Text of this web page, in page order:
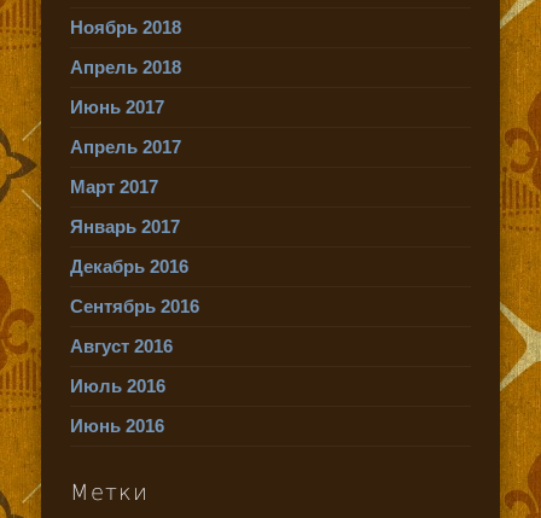
Ноябрь 2018
Апрель 2018
Июнь 2017
Апрель 2017
Март 2017
Январь 2017
Декабрь 2016
Сентябрь 2016
Август 2016
Июль 2016
Июнь 2016
Метки